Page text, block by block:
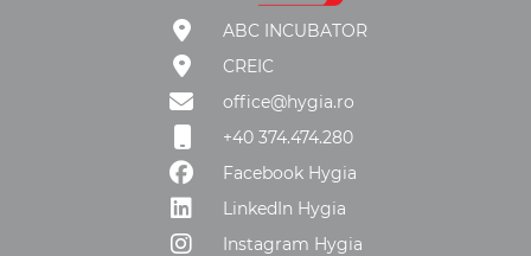
ABC INCUBATOR
CREIC
office@hygia.ro
+40 374.474.280
Facebook Hygia
LinkedIn Hygia
Instagram Hygia